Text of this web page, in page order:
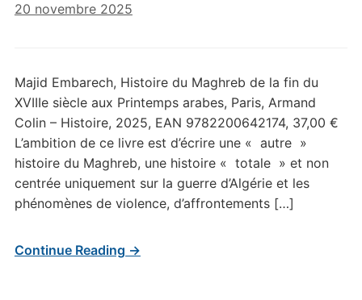
20 novembre 2025
Majid Embarech, Histoire du Maghreb de la fin du
XVIIIe siècle aux Printemps arabes, Paris, Armand
Colin – Histoire, 2025, EAN 9782200642174, 37,00 €
L’ambition de ce livre est d’écrire une « autre »
histoire du Maghreb, une histoire « totale » et non
centrée uniquement sur la guerre d’Algérie et les
phénomènes de violence, d’affrontements […]
Continue Reading →